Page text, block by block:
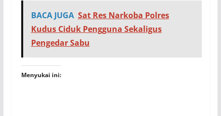
BACA JUGA Sat Res Narkoba Polres
Kudus Ciduk Pengguna Sekaligus
Pengedar Sabu
Menyukai ini: